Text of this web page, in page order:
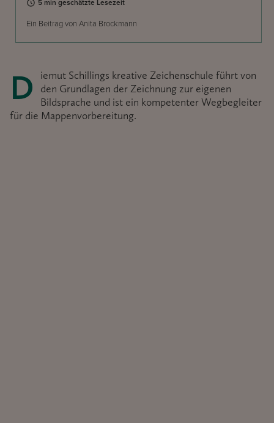
5 min geschätzte Lesezeit
Ein Beitrag von Anita Brockmann
Diemut Schillings kreative Zeichenschule führt von
den Grundlagen der Zeichnung zur eigenen
Bildsprache und ist ein kompetenter Wegbegleiter
für die Mappenvorbereitung.